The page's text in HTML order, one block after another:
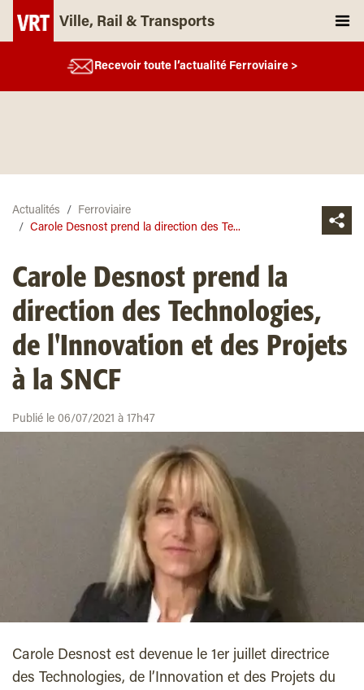
Ville, Rail & Transports
Recevoir toute l’actualité Ferroviaire >
Actualités
Ferroviaire
Carole Desnost prend la direction des Te...
Carole Desnost prend la
direction des Technologies,
de l'Innovation et des Projets
à la SNCF
Publié le 06/07/2021 à 17h47
Carole Desnost est devenue le 1er juillet directrice
des Technologies, de l’Innovation et des Projets du